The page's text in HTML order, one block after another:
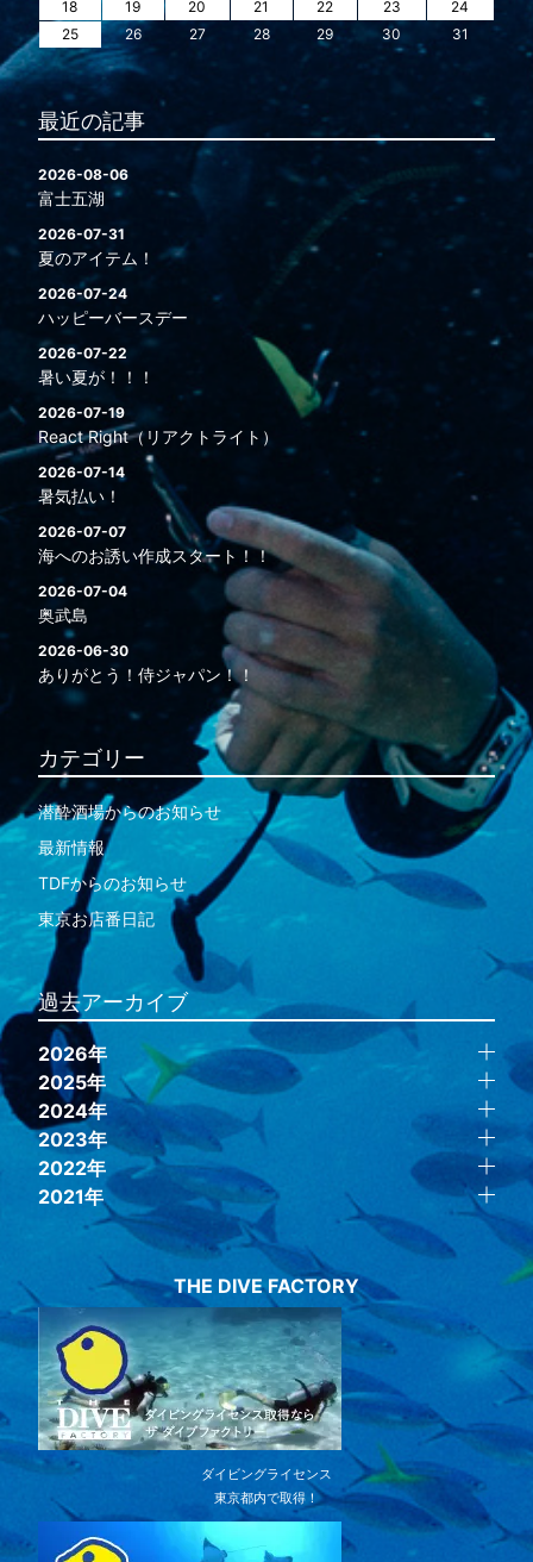
18
19 20 21 22 23
24
25
26 27 28 29 30 31
最近の記事
2026-08-06
富士五湖
2026-07-31
夏のアイテム！
2026-07-24
ハッピーバースデー
2026-07-22
暑い夏が！！！
2026-07-19
React Right（リアクトライト）
2026-07-14
暑気払い！
2026-07-07
海へのお誘い作成スタート！！
2026-07-04
奥武島
2026-06-30
ありがとう！侍ジャパン！！
カテゴリー
潜酔酒場からのお知らせ
最新情報
TDFからのお知らせ
東京お店番日記
過去アーカイブ
2026年
2025年
2024年
2023年
2022年
2021年
THE DIVE FACTORY
ダイビングライセンス
東京都内で取得！